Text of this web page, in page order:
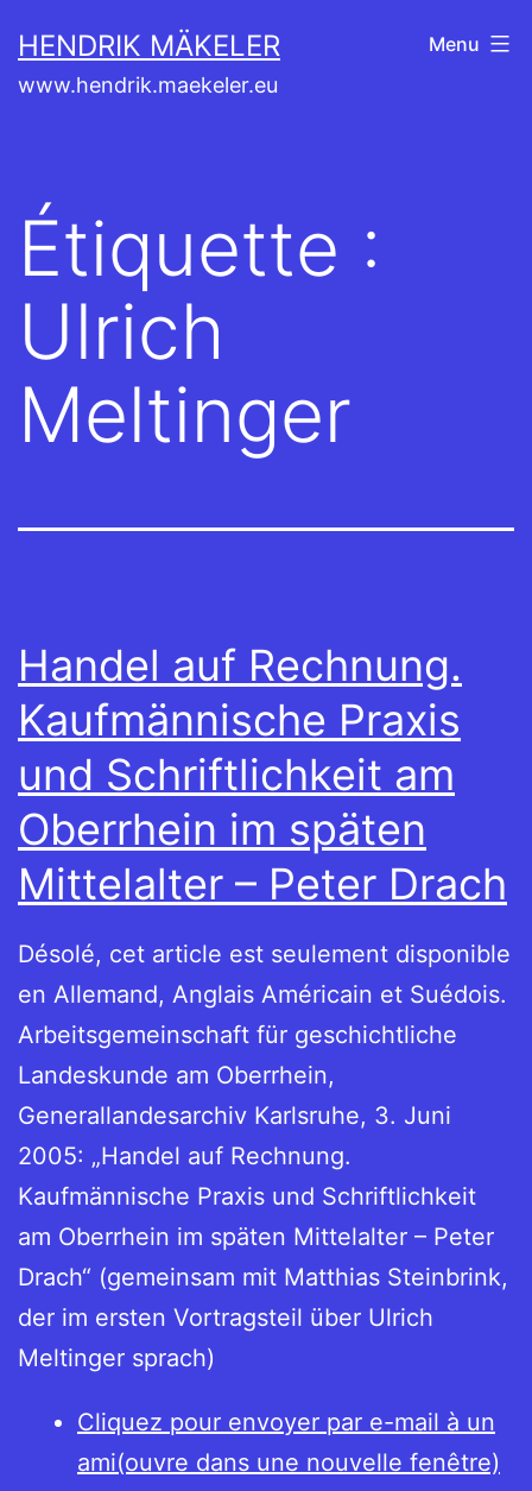
au
contenu
HENDRIK MÄKELER
www.hendrik.maekeler.eu
Menu
Étiquette :
Ulrich
Meltinger
Handel auf Rechnung.
Kaufmännische Praxis
und Schriftlichkeit am
Oberrhein im späten
Mittelalter – Peter Drach
Désolé, cet article est seulement disponible
en Allemand, Anglais Américain et Suédois.
Arbeitsgemeinschaft für geschichtliche
Landeskunde am Oberrhein,
Generallandesarchiv Karlsruhe, 3. Juni
2005: „Handel auf Rechnung.
Kaufmännische Praxis und Schriftlichkeit
am Oberrhein im späten Mittelalter – Peter
Drach“ (gemeinsam mit Matthias Steinbrink,
der im ersten Vortragsteil über Ulrich
Meltinger sprach)
Cliquez pour envoyer par e-mail à un
ami(ouvre dans une nouvelle fenêtre)